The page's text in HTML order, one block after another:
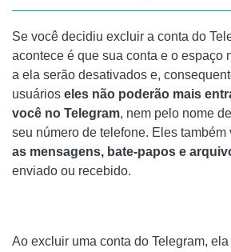
Se você decidiu excluir a conta do
acontece é que sua conta e o espaço
a ela serão desativados e,
usuários eles não poderão mais
você no Telegram, nem pelo nome
seu número de telefone. Eles também
as mensagens, bate-papos e
enviado ou recebido.
Ao excluir uma conta do Telegram, ela